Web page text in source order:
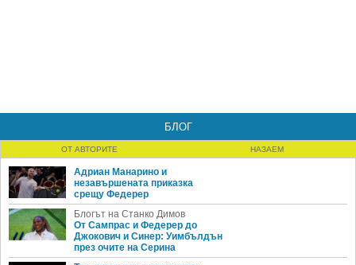
БЛОГ
ОТ АВТОРИТЕ НАЗАЕМ
Адриан Манарино и
незавършената приказка
срещу Федерер
Блогът на Станко Димов
От Сампрас и Федерер до
Джокович и Синер: Уимбълдън
през очите на Серина